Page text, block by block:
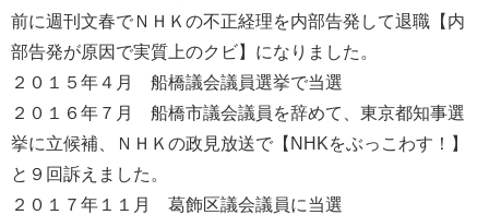
前に週刊文春でＮＨＫの不正経理を内部告発して退職【内
部告発が原因で実質上のクビ】になりました。
２０１５年４月 船橋議会議員選挙で当選
２０１６年７月 船橋市議会議員を辞めて、東京都知事選
挙に立候補、ＮＨＫの政見放送で【NHKをぶっこわす！】
と９回訴えました。
２０１７年１１月 葛飾区議会議員に当選